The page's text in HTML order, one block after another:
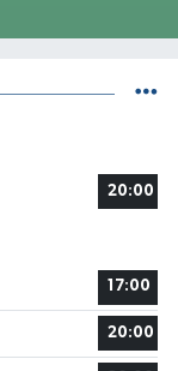
20:00
17:00
20:00